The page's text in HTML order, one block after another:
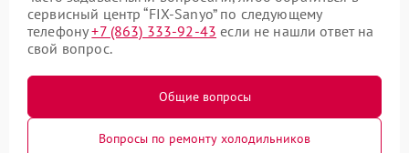
сервисный центр “FIX-Sanyo” по следующему
телефону+7 (863) 333-92-43 если не нашли ответ на
свой вопрос.
Общие вопросы
Вопросы по ремонту холодильников